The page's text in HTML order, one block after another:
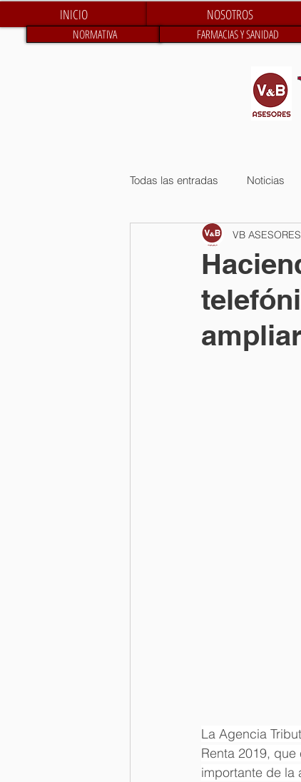
INICIO NOSOTROS
NORMATIVA FARMACIAS Y SANIDAD
Todas las entradas Noticias
VB ASESORES
La Agencia
Renta 2019,
importante de la